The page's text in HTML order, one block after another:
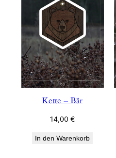
Kette – Bär
14,00 €
In den Warenkorb